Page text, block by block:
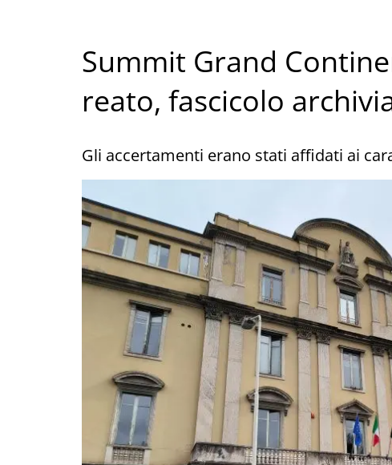
Summit Grand
reato, fascicolo
Gli accertamenti erano stati affidati ai